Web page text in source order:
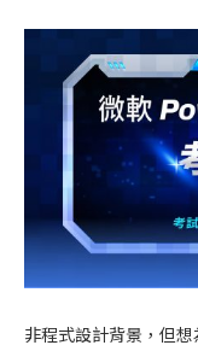
非程式設計背景，但